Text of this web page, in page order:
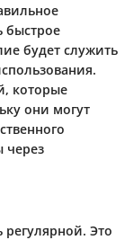
быстрое
будет служить
которые
они могут
через
Это